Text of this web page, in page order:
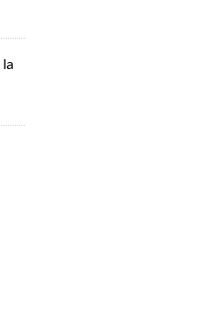
la